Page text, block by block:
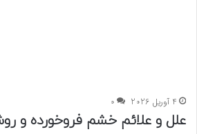
4 آوریل 2026 0
علل و علائم خشم فروخورده و